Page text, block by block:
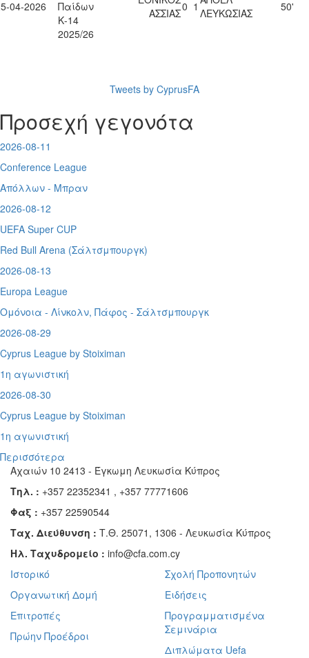
04-2026
Παίδων
Κ-14
2025/26
ΑΣΣΙΑΣ0 1 ΛΕΥΚΩΣΙΑΣ
50'
Tweets by CyprusFA
Προσεχή γεγονότα
2026-08-11
Conference League
Απόλλων - Μπραν
2026-08-12
UEFA Super CUP
Red Bull Arena (Σάλτσμπουργκ)
2026-08-13
Europa League
Ομόνοια - Λίνκολν, Πάφος - Σάλτσμπουργκ
2026-08-29
Cyprus League by Stoiximan
1η αγωνιστική
2026-08-30
Cyprus League by Stoiximan
1η αγωνιστική
Περισσότερα
Αχαιών 10 2413 - Έγκωμη Λευκωσία Κύπρος
Τηλ. : +357 22352341 , +357 77771606
Φαξ : +357 22590544
Ταχ. Διεύθυνση : Τ.Θ. 25071, 1306 - Λευκωσία Κύπρος
Ηλ. Ταχυδρομείο : info@cfa.com.cy
Ιστορικό
Οργανωτική Δομή
Επιτροπές
Πρώην Προέδροι
Σχολή Προπονητών
Ειδήσεις
Προγραμματισμένα
Σεμινάρια
Διπλώματα Uefa